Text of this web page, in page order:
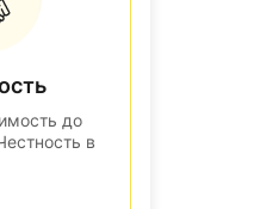
до
в